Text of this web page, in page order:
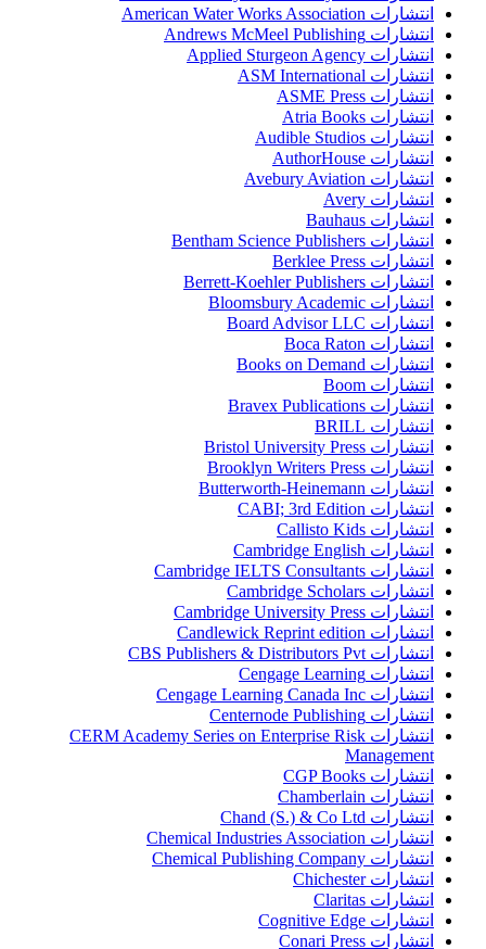
انتشارات American Water Works Association
انتشارات Andrews McMeel Publishing
انتشارات Applied Sturgeon Agency
انتشارات ASM International
انتشارات ASME Press
انتشارات Atria Books
انتشارات Audible Studios
انتشارات AuthorHouse
انتشارات Avebury Aviation
انتشارات Avery
انتشارات Bauhaus
انتشارات Bentham Science Publishers
انتشارات Berklee Press
انتشارات Berrett-Koehler Publishers
انتشارات Bloomsbury Academic
انتشارات Board Advisor LLC
انتشارات Boca Raton
انتشارات Books on Demand
انتشارات Boom
انتشارات Bravex Publications
انتشارات BRILL
انتشارات Bristol University Press
انتشارات Brooklyn Writers Press
انتشارات Butterworth-Heinemann
انتشارات CABI; 3rd Edition
انتشارات Callisto Kids
انتشارات Cambridge English
انتشارات Cambridge IELTS Consultants
انتشارات Cambridge Scholars
انتشارات Cambridge University Press
انتشارات Candlewick Reprint edition
انتشارات CBS Publishers & Distributors Pvt
انتشارات Cengage Learning
انتشارات Cengage Learning Canada Inc
انتشارات Centernode Publishing
انتشارات CERM Academy Series on Enterprise Risk
Management
انتشارات CGP Books
انتشارات Chamberlain
انتشارات Chand (S.) & Co Ltd
انتشارات Chemical Industries Association
انتشارات Chemical Publishing Company
انتشارات Chichester
انتشارات Claritas
انتشارات Cognitive Edge
انتشارات Conari Press